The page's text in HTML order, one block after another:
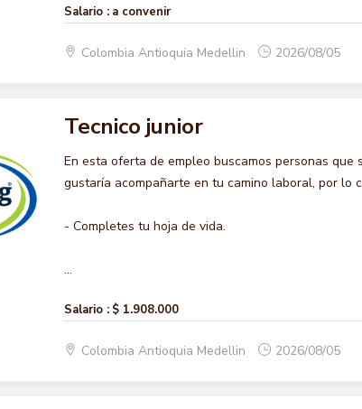
Salario : a convenir
Colombia Antioquia Medellin 2026/08/05
Tecnico junior
En esta oferta de empleo buscamos personas que
gustaría acompañarte en tu camino laboral, por lo
- Completes tu hoja de vida.
...
Salario : $ 1.908.000
Colombia Antioquia Medellin 2026/08/05